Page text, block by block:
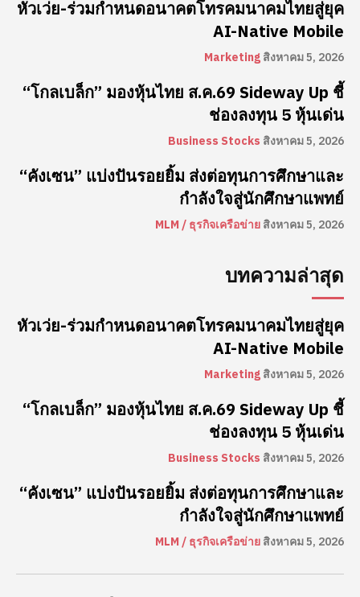
หัวเว่ย-ร่วมกำหนดอนาคตโทรคมนาคมไทยสู่ยุค
AI-Native Mobile
Marketingสิงหาคม 5, 2026
“โกลเบล็ก” มองหุ้นไทย ส.ค.69 Sideway Up ชี้
ช่องลงทุน 5 หุ้นเด่น
Business Stocks สิงหาคม 5, 2026
“คังเซน” แบ่งปันรอยยิ้ม ส่งต่อทุนการศึกษาและ
กำลังใจสู่นักศึกษาแพทย์
MLM / ธุรกิจเครือข่ายสิงหาคม 5, 2026
บทความล่าสุด
หัวเว่ย-ร่วมกำหนดอนาคตโทรคมนาคมไทยสู่ยุค
AI-Native Mobile
Marketingสิงหาคม 5, 2026
“โกลเบล็ก” มองหุ้นไทย ส.ค.69 Sideway Up ชี้
ช่องลงทุน 5 หุ้นเด่น
Business Stocks สิงหาคม 5, 2026
“คังเซน” แบ่งปันรอยยิ้ม ส่งต่อทุนการศึกษาและ
กำลังใจสู่นักศึกษาแพทย์
MLM / ธุรกิจเครือข่ายสิงหาคม 5, 2026